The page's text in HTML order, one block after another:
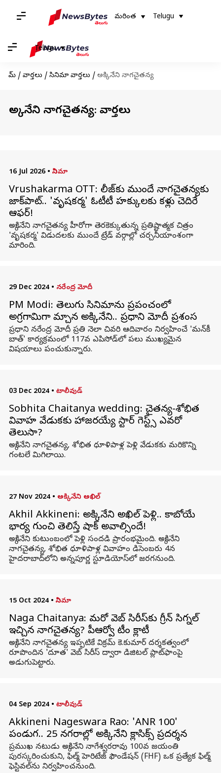
మరింత Telugu
Telugu
హోమ్ / వార్తలు / సినిమా వార్తలు / అక్కినేని నాగచైతన్య
అక్కినేని నాగచైతన్య: వార్తలు
16 Jul 2026 • సినిమా
Vrushakarma OTT: రిలీజ్‌కు ముందే నాగచైతన్యకు
జాక్‌పాట్‌.. 'వృషకర్మ' ఓటీటీ హక్కులకు కళ్లు చెదిరే
ఆఫర్!
అక్కినేని నాగచైతన్య హీరోగా తెరకెక్కుతున్న ప్రతిష్టాత్మక చిత్రం
'వృషకర్మ' విడుదలకు ముందే ట్రేడ్ వర్గాల్లో చర్చనీయాంశంగా
మారింది.
29 Dec 2024 • నరేంద్ర మోదీ
PM Modi: తెలుగు సినిమాను ప్రపంచంలో
అగ్రగామిగా మార్చిన అక్కినేని.. ప్రధాని మోదీ ప్రశంస
ప్రధాని నరేంద్ర మోదీ ప్రతి నెలా చివరి ఆదివారం నిర్వహించే 'మన్‌కీ
బాత్' కార్యక్రమంలో 117వ ఎపిసోడ్‌లో పలు ముఖ్యమైన
విషయాలు పంచుకున్నారు.
03 Dec 2024 • టాలీవుడ్
Sobhita Chaitanya wedding: చైతన్య-శోభిత
వివాహ వేడుకకు హాజరయ్యే స్టార్ గెస్ట్స్ ఎవరో
తెలుసా?
అక్కినేని నాగచైతన్య, శోభిత ధూళిపాళ్ల పెళ్లి వేడుకకు మరికొన్ని
గంటలే మిగిలాయి.
27 Nov 2024 • అక్కినేని అఖిల్
Akhil Akkineni: అక్కినేని అఖిల్ పెళ్లి.. కాబోయే
భార్య గురించి తెలిస్తే షాక్ అవాల్సిందే!
అక్కినేని కుటుంబంలో పెళ్లి సందడి ప్రారంభమైంది. అక్కినేని
నాగచైతన్య, శోభిత ధూళిపాళ్ల వివాహం డిసెంబరు 4న
హైదరాబాద్‌లోని అన్నపూర్ణ స్టూడియోస్‌లో జరగనుంది.
15 Oct 2024 • సినిమా
Naga Chaitanya: మరో వెబ్‌ సిరీస్‌కు గ్రీన్ సిగ్నల్
ఇచ్చిన నాగచైతన్య? పీఆర్వో టీం క్లారిటీ
అక్కినేని నాగచైతన్య ఇప్పటికే విక్రమ్‌ కె.కుమార్‌ దర్శకత్వంలో
రూపొందిన 'దూత' వెబ్‌ సిరీస్‌ ద్వారా డిజిటల్ ప్లాట్‌ఫాంపై
అడుగుపెట్టారు.
04 Sep 2024 • టాలీవుడ్
Akkineni Nageswara Rao: 'ANR 100'
పండుగ.. 25 నగరాల్లో అక్కినేని క్లాసిక్స్ ప్రదర్శన
ప్రముఖ నటుడు అక్కినేని నాగేశ్వరరావు 100వ జయంతి
పురస్కరించుకుని, ఫిల్మ్ హెరిటేజ్ ఫౌండేషన్ (FHF) ఒక ప్రత్యేక ఫిల్మ్
ఫెస్టివల్‌ను నిర్వహించనుంది.